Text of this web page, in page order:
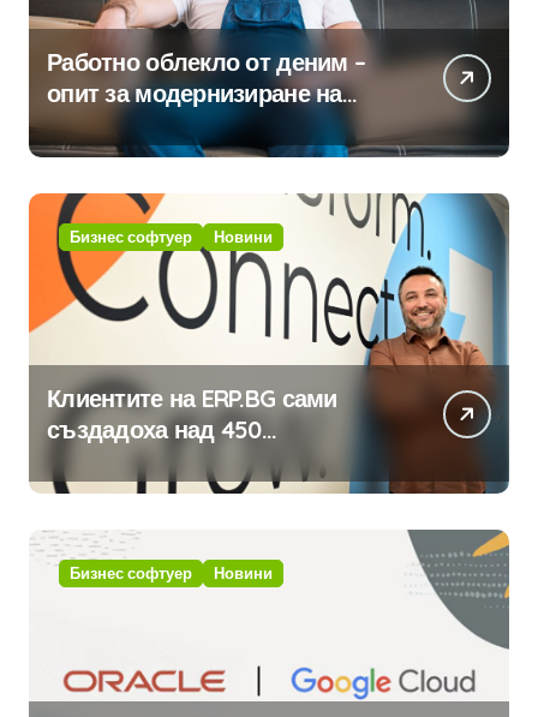
Работно облекло от деним –
опит за модернизиране на
традицията
Бизнес софтуер Новини
Клиентите на ERP.BG сами
създадоха над 450
приложения за ERP системата
с помощта на вградения в нея
изкуствен интелект
Бизнес софтуер Новини